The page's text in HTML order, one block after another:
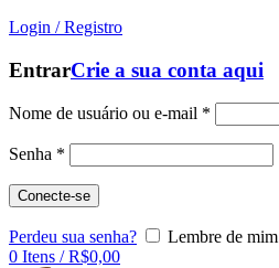
Login / Registro
EntrarCrie a sua conta aqui
Nome de usuário ou e-mail *
Senha *
Conecte-se
Perdeu sua senha?
Lembre de mim
0 Itens / R$0,00